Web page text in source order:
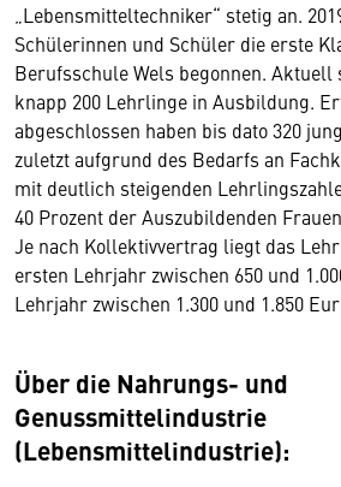
„Lebensmitteltechniker“ stetig an.
Schülerinnen und Schüler die erste
Berufsschule Wels begonnen.
knapp 200 Lehrlinge in Ausbildung.
abgeschlossen haben bis dato 320
zuletzt aufgrund des Bedarfs an
mit deutlich steigenden
40 Prozent der Auszubildenden
Je nach Kollektivvertrag liegt das
ersten Lehrjahr zwischen 650 und
Lehrjahr zwischen 1.300 und 1.850
Über die Nahrungs- und
Genussmittelindustrie
(Lebensmittelindustrie):